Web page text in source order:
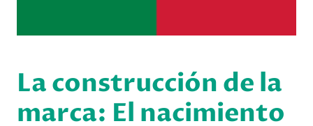
La construcción de la
marca: El nacimiento